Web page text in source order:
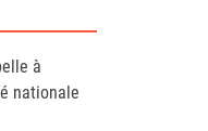
à
nationale